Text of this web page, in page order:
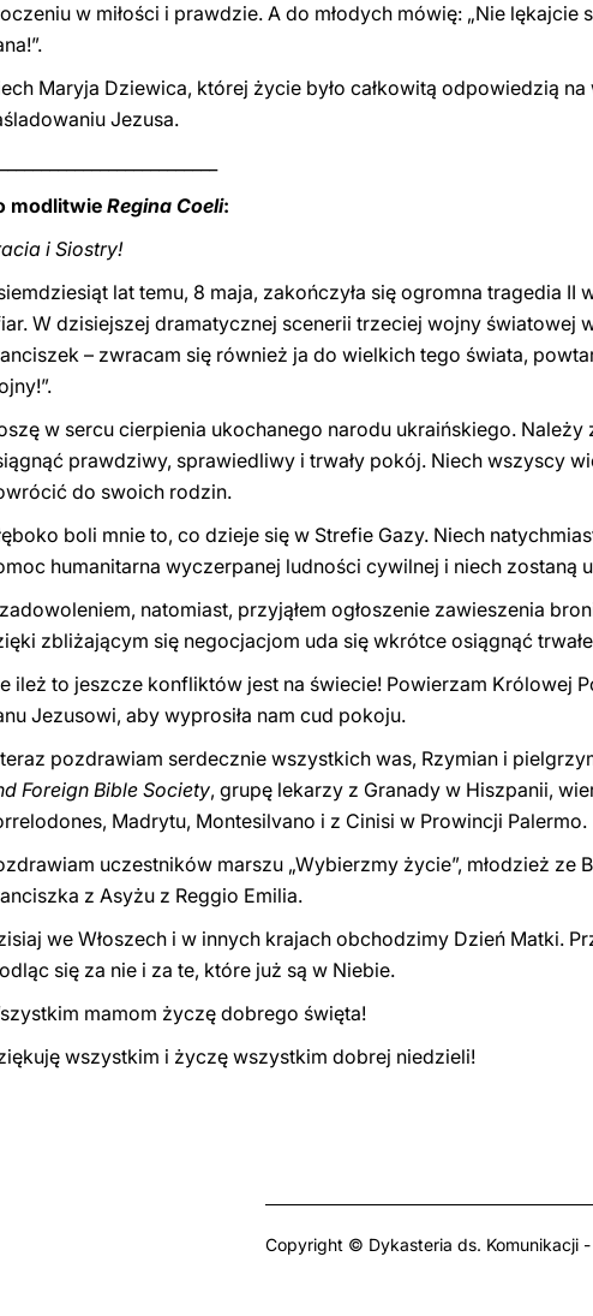
w miłości i prawdzie. A do młodych mówię: „Nie lękajcie
Maryja Dziewica, której życie było całkowitą odpowiedzią
Jezusa.
modlitwie Regina Coeli:
i Siostry!
lat temu, 8 maja, zakończyła się ogromna tragedia
W dzisiejszej dramatycznej scenerii trzeciej wojny światowej
– zwracam się również ja do wielkich tego świata,
w sercu cierpienia ukochanego narodu ukraińskiego.
prawdziwy, sprawiedliwy i trwały pokój. Niech wszyscy
do swoich rodzin.
boli mnie to, co dzieje się w Strefie Gazy. Niech
humanitarna wyczerpanej ludności cywilnej i niech zostaną
natomiast, przyjąłem ogłoszenie zawieszenia
zbliżającym się negocjacjom uda się wkrótce osiągnąć
ileż to jeszcze konfliktów jest na świecie! Powierzam Królowej
Jezusowi, aby wyprosiła nam cud pokoju.
pozdrawiam serdecznie wszystkich was, Rzymian i
Foreign Bible Society, grupę lekarzy z Granady w Hiszpanii,
Madrytu, Montesilvano i z Cinisi w Prowincji Palermo.
uczestników marszu „Wybierzmy życie”, młodzież ze
z Asyżu z Reggio Emilia.
we Włoszech i w innych krajach obchodzimy Dzień Matki.
się za nie i za te, które już są w Niebie.
mamom życzę dobrego święta!
wszystkim i życzę wszystkim dobrej niedzieli!
Copyright © Dykasteria ds. Komunikacji